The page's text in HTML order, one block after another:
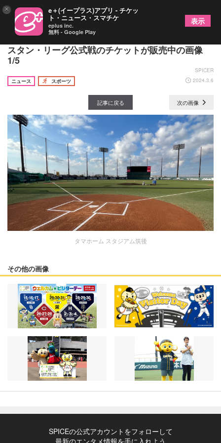
ホークスで『ウェルカム☆ビジターデー』！ ウエ
スタン・リーグ公式戦のチケットが販売中の画像
1/5
SPICER
ニュース
スポーツ 2024.3.6
記事に戻る 次の画像
タマホーム スタジアム筑後
その他の画像
SPICEの公式アカウントをフォローして
× e＋(イープラス)アプリ - チケッ
ト・ニュース・スマチケ
eplus inc.
無料 - Google Play
表示